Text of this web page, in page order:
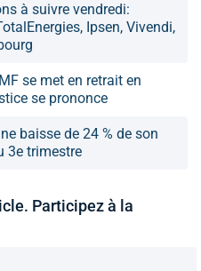
à suivre vendredi:
Ipsen, Vivendi,
se met en retrait en
se prononce
baisse de 24 % de son
3e trimestre
Participez à la